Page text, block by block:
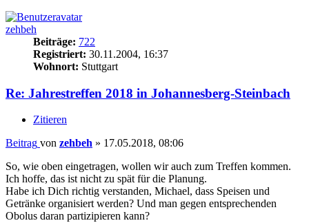
zehbeh
Beiträge: 722
Registriert: 30.11.2004, 16:37
Wohnort: Stuttgart
Re: Jahrestreffen 2018 in Johannesberg-Steinbach
Zitieren
Beitrag von zehbeh » 17.05.2018, 08:06
So, wie oben eingetragen, wollen wir auch zum Treffen kommen.
Ich hoffe, das ist nicht zu spät für die Planung.
Habe ich Dich richtig verstanden, Michael, dass Speisen und
Getränke organisiert werden? Und man gegen entsprechenden
Obolus daran partizipieren kann?